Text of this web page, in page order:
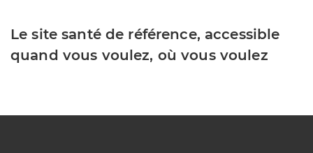
Le site santé de référence, accessible
quand vous voulez, où vous voulez